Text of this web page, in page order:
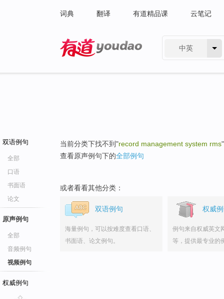
词典 翻译 有道精品课 云笔记
中英
双语例句
全部
口语
书面语
论文
原声例句
全部
音频例句
视频例句
权威例句
当前分类下找不到"record management system rms
查看原声例句下的全部例句
或者看看其他分类：
双语例句
海量例句，可以按难度查看口语、
书面语、论文例句。
权威
例句来自权威英文
等，提供最专业的